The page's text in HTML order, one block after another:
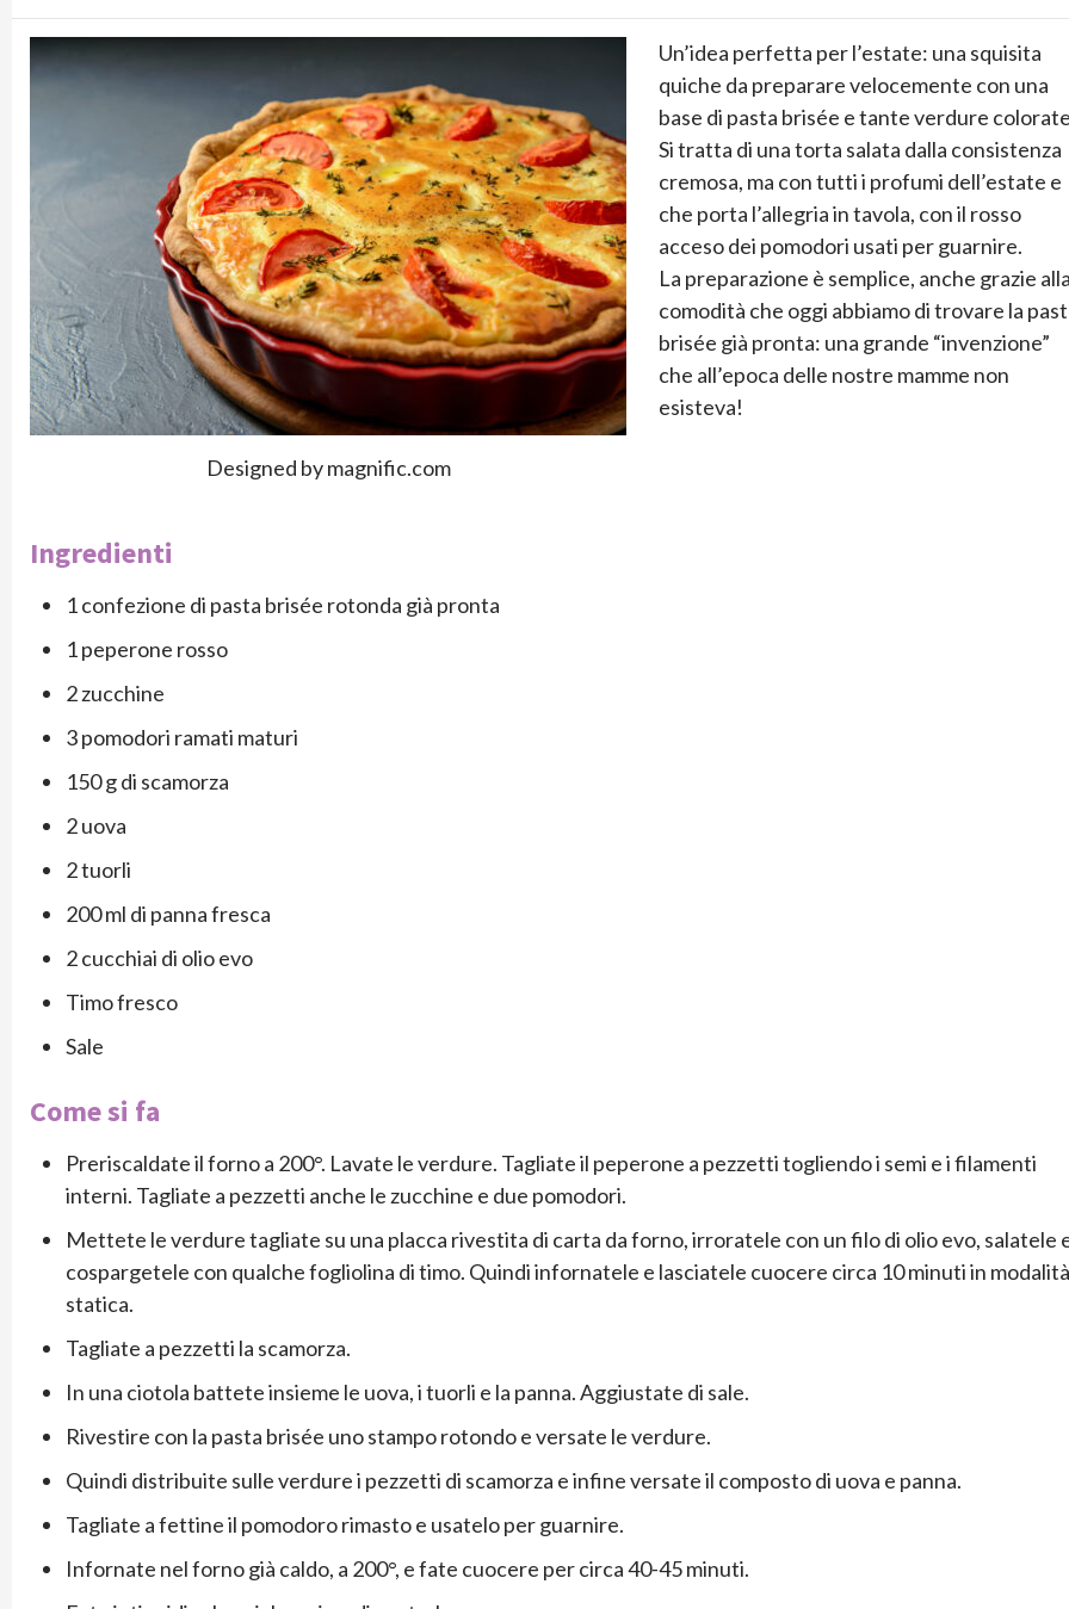
Designed by magnific.com
Un’idea perfetta per l’estate: una squisita
quiche da preparare velocemente con una
base di pasta brisée e tante verdure
Si tratta di una torta salata dalla consistenza
cremosa, ma con tutti i profumi dell’estate e
che porta l’allegria in tavola, con il rosso
acceso dei pomodori usati per guarnire.
La preparazione è semplice, anche grazie
comodità che oggi abbiamo di trovare la
brisée già pronta: una grande “invenzione”
che all’epoca delle nostre mamme non
esisteva!
Ingredienti
1 confezione di pasta brisée rotonda già pronta
1 peperone rosso
2 zucchine
3 pomodori ramati maturi
150 g di scamorza
2 uova
2 tuorli
200 ml di panna fresca
2 cucchiai di olio evo
Timo fresco
Sale
Come si fa
Preriscaldate il forno a 200°. Lavate le verdure. Tagliate il peperone a pezzetti togliendo i semi e i filamenti
interni. Tagliate a pezzetti anche le zucchine e due pomodori.
Mettete le verdure tagliate su una placca rivestita di carta da forno, irroratele con un filo di olio evo, salatele
cospargetele con qualche fogliolina di timo. Quindi infornatele e lasciatele cuocere circa 10 minuti in modalità
statica.
Tagliate a pezzetti la scamorza.
In una ciotola battete insieme le uova, i tuorli e la panna. Aggiustate di sale.
Rivestire con la pasta brisée uno stampo rotondo e versate le verdure.
Quindi distribuite sulle verdure i pezzetti di scamorza e infine versate il composto di uova e panna.
Tagliate a fettine il pomodoro rimasto e usatelo per guarnire.
Infornate nel forno già caldo, a 200°, e fate cuocere per circa 40-45 minuti.